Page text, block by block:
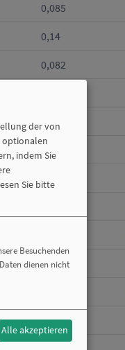
0,085
0,14
0,082
0,131
0,231
0,253
0,206
0,36
der von
optionalen
indem Sie
Sie bitte
Besuchenden
dienen nicht
Alle akzeptieren